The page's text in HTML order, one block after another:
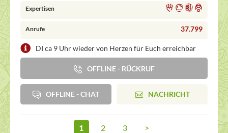
Expertisen
Anrufe 37.799
DI ca 9 Uhr wieder von Herzen für Euch erreichbar
OFFLINE - RÜCKRUF
OFFLINE - CHAT NACHRICHT
1 2 3 >